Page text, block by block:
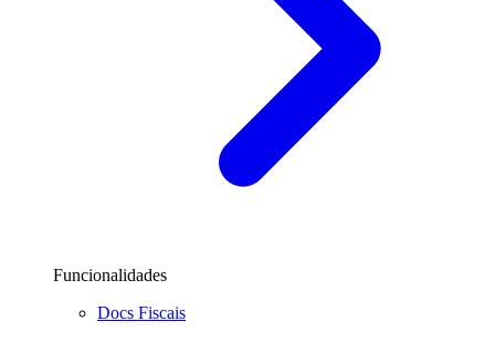
Funcionalidades
Docs Fiscais